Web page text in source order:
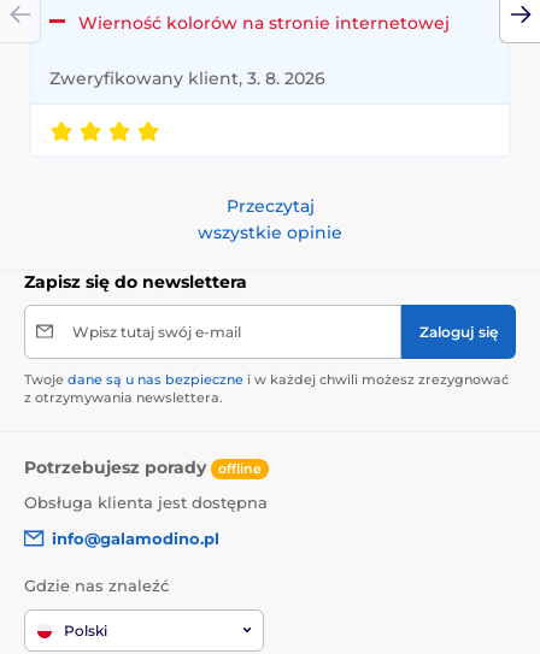
Wierność kolorów na stronie internetowej
Zweryfikowany klient, 3. 8. 2026
Przeczytaj
wszystkie opinie
Zapisz się do newslettera
Wpisz tutaj swój e-mail Zaloguj się
Twoje dane są u nas bezpieczne i w każdej chwili możesz zrezygnować
z otrzymywania newslettera.
Potrzebujesz porady offline
Obsługa klienta jest dostępna
info@galamodino.pl
Gdzie nas znaleźć
Polski